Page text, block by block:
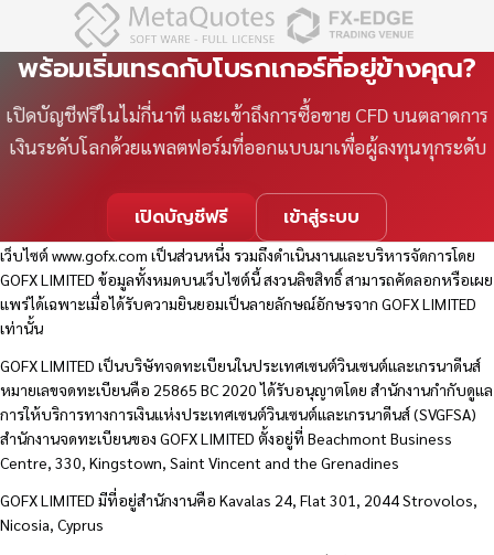
พร้อมเริ่มเทรดกับโบรกเกอร์ที่อยู่ข้างคุณ?
เปิดบัญชีฟรีในไม่กี่นาที และเข้าถึงการซื้อขาย CFD บนตลาดการ
เงินระดับโลกด้วยแพลตฟอร์มที่ออกแบบมาเพื่อผู้ลงทุนทุกระดับ
เปิดบัญชีฟรี เข้าสู่ระบบ
เว็บไซต์www.gofx.com เป็นส่วนหนึ่ง รวมถึงดำเนินงานและบริหารจัดการโดย
GOFX LIMITED ข้อมูลทั้งหมดบนเว็บไซต์นี้ สงวนลิขสิทธิ์ สามารถคัดลอกหรือเผย
แพร่ได้เฉพาะเมื่อได้รับความยินยอมเป็นลายลักษณ์อักษรจาก GOFX LIMITED
เท่านั้น
GOFX LIMITED เป็นบริษัทจดทะเบียนในประเทศเซนต์วินเซนต์และเกรนาดีนส์
หมายเลขจดทะเบียนคือ 25865 BC 2020 ได้รับอนุญาตโดย สำนักงานกำกับดูแล
การให้บริการทางการเงินแห่งประเทศเซนต์วินเซนต์และเกรนาดีนส์ (SVGFSA)
สำนักงานจดทะเบียนของ GOFX LIMITED ตั้งอยู่ที่ Beachmont Business
Centre, 330, Kingstown, Saint Vincent and the Grenadines
GOFX LIMITED มีที่อยู่สำนักงานคือ Kavalas 24, Flat 301, 2044 Strovolos,
Nicosia, Cyprus